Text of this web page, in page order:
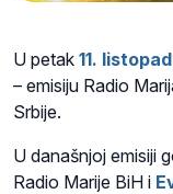
U petak 11.
– emisiju Radio
Srbije.
U današnjoj emisiji
Radio Marije BiH i